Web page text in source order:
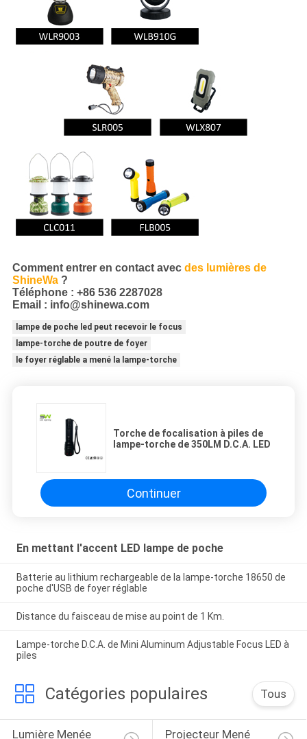
Comment entrer en contact avec des lumières de
ShineWa?
Téléphone : +86 536 2287028
Email : info@shinewa.com
lampe de poche led peut recevoir le focus
lampe-torche de poutre de foyer
le foyer réglable a mené la lampe-torche
Torche de focalisation à piles de
lampe-torche de 350LM D.C.A. LED
Continuer
En mettant l'accent LED lampe de poche
Batterie au lithium rechargeable de la lampe-torche 18650 de
poche d'USB de foyer réglable
Distance du faisceau de mise au point de 1 Km.
Lampe-torche D.C.A. de Mini Aluminum Adjustable Focus LED à
piles
Catégories populaires Tous
Lumière Menée Projecteur Mené